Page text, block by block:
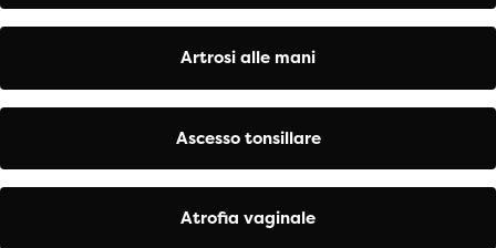
Artrosi alle mani
Ascesso tonsillare
Atrofia vaginale